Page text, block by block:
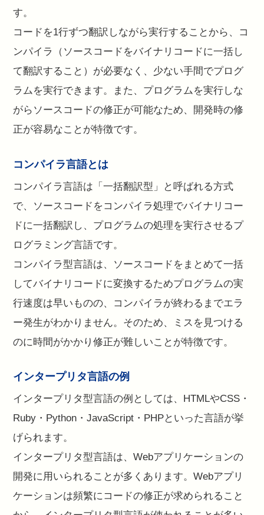
す。
コードを1行ずつ翻訳しながら実行することから、コ
ンパイラ（ソースコードをバイナリコードに一括し
て翻訳すること）が必要なく、少ない手間でプログ
ラムを実行できます。また、プログラムを実行しな
がらソースコードの修正が可能なため、開発時の修
正が容易なことが特徴です。
コンパイラ言語とは
コンパイラ言語は「一括翻訳型」と呼ばれる方式
で、ソースコードをコンパイラ処理でバイナリコー
ドに一括翻訳し、プログラムの処理を実行させるプ
ログラミング言語です。
コンパイラ型言語は、ソースコードをまとめて一括
してバイナリコードに変換するためプログラムの実
行速度は早いものの、コンパイラが終わるまでエラ
ー発生がわかりません。そのため、ミスを見つける
のに時間がかかり修正が難しいことが特徴です。
インタープリタ言語の例
インタープリタ型言語の例としては、HTMLやCSS・
Ruby・Python・JavaScript・PHPといった言語が挙
げられます。
インタープリタ型言語は、Webアプリケーションの
開発に用いられることが多くあります。Webアプリ
ケーションは頻繁にコードの修正が求められること